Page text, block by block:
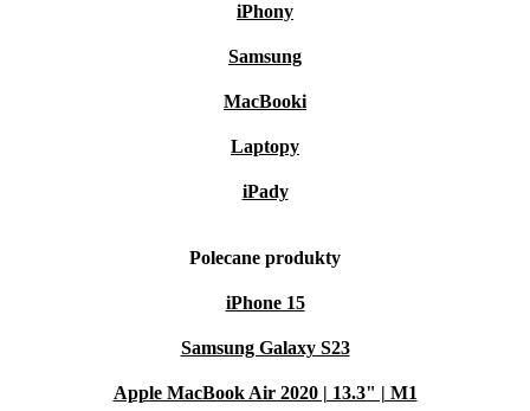
iPhony
Samsung
MacBooki
Laptopy
iPady
Polecane produkty
iPhone 15
Samsung Galaxy S23
Apple MacBook Air 2020 | 13.3" | M1